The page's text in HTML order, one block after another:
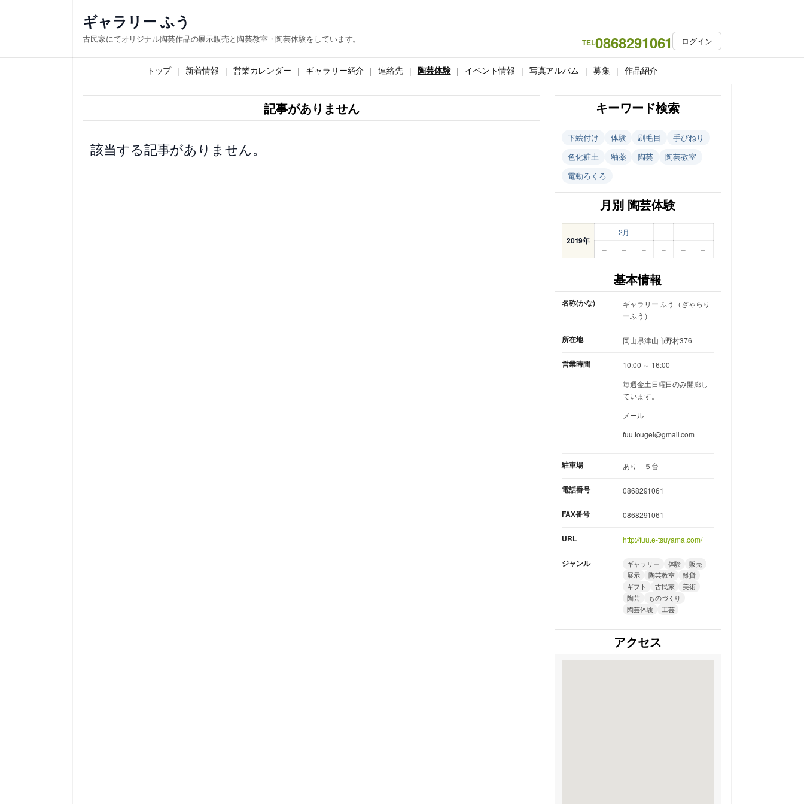
ス
キ
ギャラリー ふう
古民家にてオリジナル陶芸作品の展示販売と陶芸教室・陶芸体験をしています。 TEL0868291061 ログイン
トップ 新着情報 営業カレンダー ギャラリー紹介 連絡先 陶芸体験 イベント情報 写真アルバム 募集 作品紹介
記事がありません
該当する記事がありません。
キーワード検索
下絵付け 体験 刷毛目
手びねり
色化粧土
釉薬 陶芸
陶芸教室
電動ろくろ
月別 陶芸体験
2019年
– 2月 – – –
–
–
– – – – –
基本情報
名称(かな)
ギャラリー ふう（ぎゃらり
ーふう）
所在地 岡山県津山市野村376
営業時間
10:00 ～ 16:00
毎週金土日曜日のみ開廊し
ています。
メール
fuu.tougei@gmail.com
駐車場 あり ５台
電話番号 0868291061
FAX番号 0868291061
URL http://fuu.e-tsuyama.com/
ジャンル ギャラリー 体験
販売
展示
陶芸教室
雑貨
ギフト
古民家
美術
陶芸
ものづくり
陶芸体験
工芸
アクセス